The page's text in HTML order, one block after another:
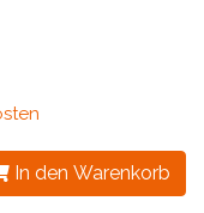
In den Warenkorb